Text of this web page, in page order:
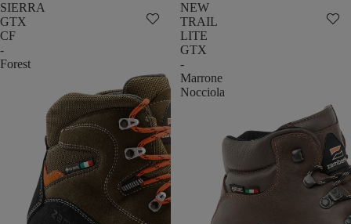
SIERRA
GTX
CF
-
Forest
NEW
TRAIL
LITE
GTX
-
Marrone
Nocciola